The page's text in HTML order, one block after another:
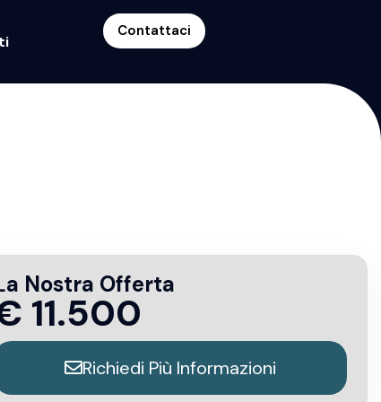
Contattaci
Nostra Offerta
11.500
Richiedi Più Informazioni